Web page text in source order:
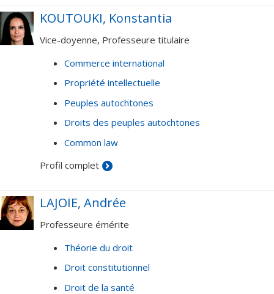
KOUTOUKI, Konstantia
Vice-doyenne, Professeure titulaire
Commerce international
Propriété intellectuelle
Peuples autochtones
Droits des peuples autochtones
Common law
Profil complet
LAJOIE, Andrée
Professeure émérite
Théorie du droit
Droit constitutionnel
Droit de la santé